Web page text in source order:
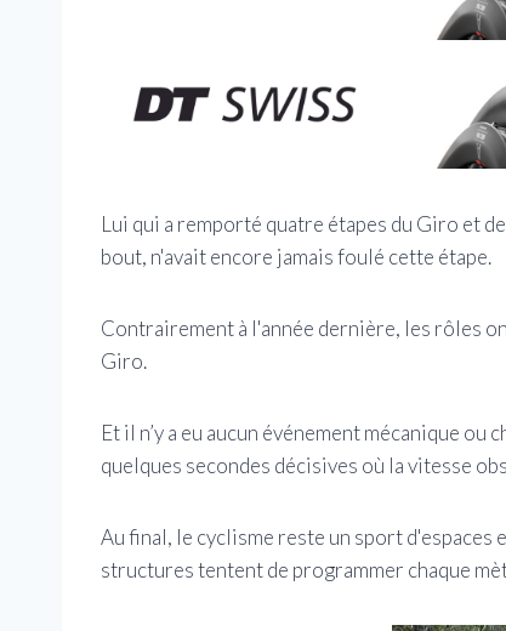
Lui qui a remporté quatre étapes du Giro et
bout, n'avait encore jamais foulé cette étape.
Contrairement à l'année dernière, les rôles
Giro.
Et il n’y a eu aucun événement mécanique
quelques secondes décisives où la vitesse
Au final, le cyclisme reste un sport
structures tentent de programmer chaque